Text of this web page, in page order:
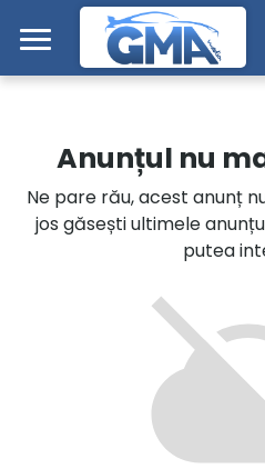
Mergi direct la conținutul
Autoturisme
Motociclete
Autoutilitare
Alte tipuri vehicule
Anunțul nu
Ne pare rău, acest anunț
jos găsești ultimele
putea